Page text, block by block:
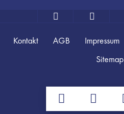
Kontakt AGB Impressum
Sitemap